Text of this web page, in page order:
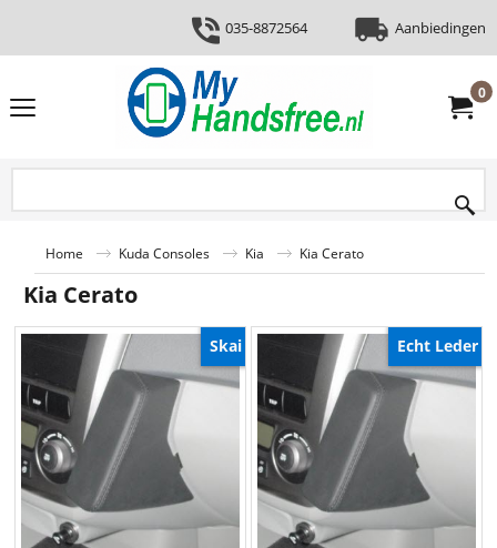
035-8872564 Aanbiedingen
0
Home Kuda Consoles Kia Kia Cerato
Kia Cerato
Skai Echt Leder